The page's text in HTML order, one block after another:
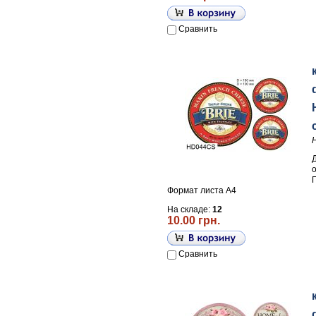
Сравнить
Формат листа А4
На складе: 12
10.00 грн.
Сравнить